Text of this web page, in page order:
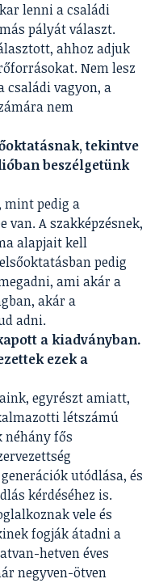
lenni a családi
pályát választ.
ahhoz adjuk
Nem lesz
családi vagyon, a
nem
tekintve
beszélgetünk
mint pedig a
van. A szakképzésnek,
alapjait kell
pedig
ami akár a
akár a
adni.
a kiadványban.
ezek a
egyrészt amiatt,
létszámú
néhány fős
utódlása, és
kérdéséhez is.
vele és
fogják átadni a
hetven éves
negyven-ötven